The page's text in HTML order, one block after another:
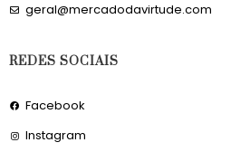
geral@mercadodavirtude.com
REDES SOCIAIS
Facebook
Instagram